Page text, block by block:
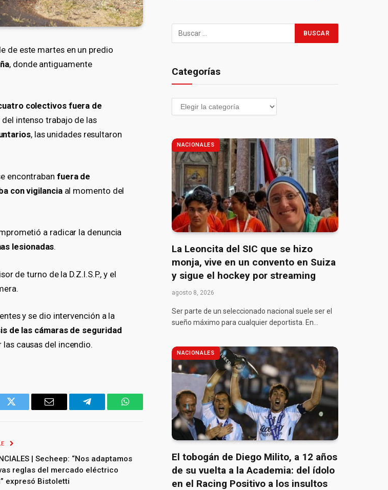
de este martes en un predio
, donde antiguamente
colectivos fuera de
intenso trabajo de las
, las unidades resultaron
encontraban fuera de
con vigilanciaal momento del
a radicar la denuncia
lesionadas.
de turno de la D.Z.I.S.P., y el
y se dio intervención a la
de las cámaras de seguridad
causas del incendio.
Twitter Email Telegram WhatsApp
| Secheep: “Nos adaptamos
reglas del mercado eléctrico
expresó Bistoletti
Categorías
NACIONALES
La Leoncita del SIC que se hizo
monja, vive en un convento en Suiza
y sigue el hockey por streaming
agosto 8, 2026
Ser parte de un seleccionado nacional suele ser el
sueño máximo para cualquier deportista. En…
NACIONALES
El tobogán de Diego Milito, a 12 años
de su vuelta a la Academia: del ídolo
en el Racing Positivo a los insultos